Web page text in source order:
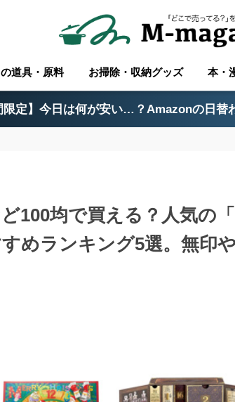
道具・原料 お掃除・収納グッズ 本・
限定】今日は何が安い…？Amazonの日替
100均で買える？人気の
めランキング5選。無印